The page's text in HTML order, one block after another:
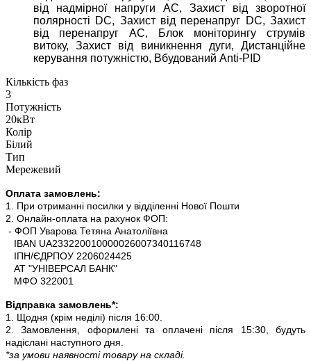
від надмірної напруги AC, Захист від зворотної
полярності DC, Захист від перенапруг DC, Захист
від перенапруг AC, Блок моніторингу струмів
витоку, Захист від виникнення дуги, Дистанційне
керування потужністю, Вбудований Anti-PID
Кількість фаз
3
Потужність
20кВт
Колір
Білий
Тип
Мережевий
Оплата замовлень:
1. При отриманні посилки у відділенні Нової Пошти
2. Онлайн-оплата на рахунок ФОП:
- ФОП Уварова Тетяна Анатоліївна
IBAN UA233220010000026007340116748
ІПН/ЄДРПОУ 2206024425
АТ "УНІВЕРСАЛ БАНК"
МФО 322001
Відправка замовлень*:
1. Щодня (крім неділі) після 16:00.
2. Замовлення, оформлені та оплачені після 15:30, будуть
надіслані наступного дня.
*за умови наявності товару на складі.